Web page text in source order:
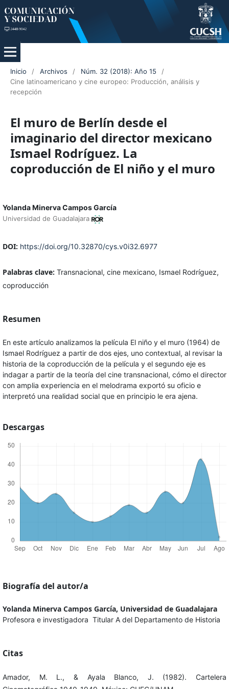
Inicio / Archivos / Núm. 32 (2018): Año 15
/
Cine latinoamericano y cine europeo: Producción, análisis y
recepción
El muro de Berlín desde el
imaginario del director mexicano
Ismael Rodríguez. La
coproducción de El niño y el muro
Yolanda Minerva Campos García
Universidad de Guadalajara
DOI: https://doi.org/10.32870/cys.v0i32.6977
Palabras clave: Transnacional, cine mexicano, Ismael Rodríguez,
coproducción
Resumen
En este artículo analizamos la película El niño y el muro (1964) de
Ismael Rodríguez a partir de dos ejes, uno contextual, al revisar la
historia de la coproducción de la película y el segundo eje es
indagar a partir de la teoría del cine transnacional, cómo el director
con amplia experiencia en el melodrama exportó su oficio e
interpretó una realidad social que en principio le era ajena.
Descargas
Biografía del autor/a
Yolanda Minerva Campos García, Universidad de Guadalajara
Profesora e investigadora Titular A del Departamento de Historia
Citas
Amador, M. L., & Ayala Blanco, J. (1982). Cartelera